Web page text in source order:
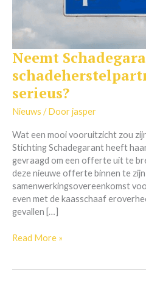
Neemt
serieus?
Nieuws / Doorjasper
Wat een mooi vooruitzicht zou
Stichting Schadegarant heeft
gevraagd om een offerte uit te
deze nieuwe offerte binnen te
samenwerkingsovereenkomst
even met de kaasschaaf
gevallen […]
Neemt
Schadegarant
schadeherstelpartners
nog
wel
serieus?
Read More »